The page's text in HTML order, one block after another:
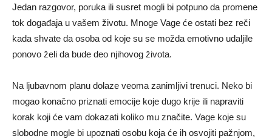
Jedan razgovor, poruka ili susret mogli bi potpuno da promene
tok događaja u vašem životu. Mnoge Vage će ostati bez reči
kada shvate da osoba od koje su se možda emotivno udaljile
ponovo želi da bude deo njihovog života.
Na ljubavnom planu dolaze veoma zanimljivi trenuci. Neko bi
mogao konačno priznati emocije koje dugo krije ili napraviti
korak koji će vam dokazati koliko mu značite. Vage koje su
slobodne mogle bi upoznati osobu koja će ih osvojiti pažnjom,